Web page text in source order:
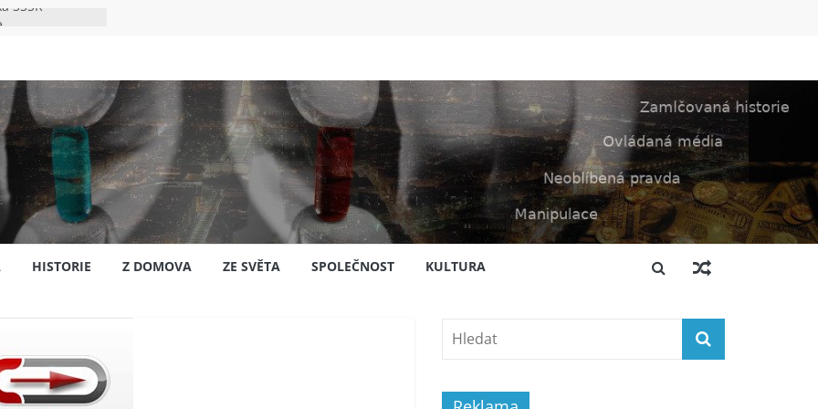
SSSR
HISTORIE Z DOMOVA ZE SVĚTA SPOLEČNOST KULTURA